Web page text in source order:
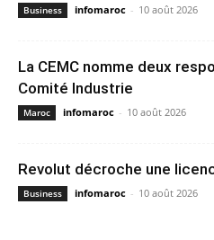
Business infomaroc - 10 août 2026
La CEMC nomme deux
Comité Industrie
Maroc infomaroc - 10 août 2026
Revolut décroche une
Business infomaroc - 10 août 2026